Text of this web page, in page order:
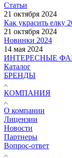
Статьи
21 октября 2024
Как украсить елку
21 октября 2024
Новинки 2024
14 мая 2024
ИНТЕРЕСНЫЕ
Каталог
БРЕНДЫ
КОМПАНИЯ
О компании
Лицензии
Новости
Партнеры
Вопрос-ответ